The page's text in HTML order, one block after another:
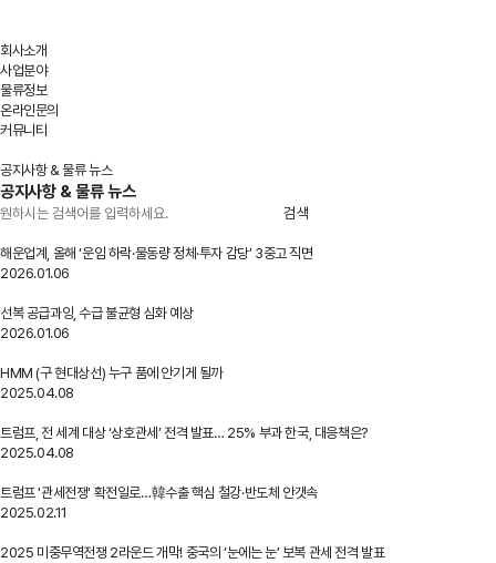
회사소개
사업분야
물류정보
온라인문의
커뮤니티
공지사항 & 물류 뉴스
공지사항 & 물류 뉴스
검색
해운업계, 올해 ‘운임 하락·물동량 정체·투자 감당’ 3중고 직면
2026.01.06
선복 공급과잉, 수급 불균형 심화 예상
2026.01.06
HMM (구 현대상선) 누구 품에 안기게 될까
2025.04.08
트럼프, 전 세계 대상 ‘상호관세’ 전격 발표… 25% 부과 한국, 대응책은?
2025.04.08
트럼프 '관세전쟁' 확전일로…韓수출 핵심 철강·반도체 안갯속
2025.02.11
2025 미중무역전쟁 2라운드 개막! 중국의 ‘눈에는 눈’ 보복 관세 전격 발표